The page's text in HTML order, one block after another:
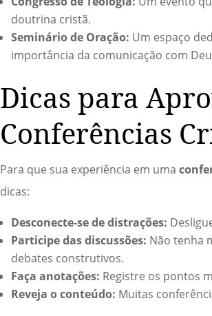
doutrina cristã.
Seminário de Oração: Um espaço
importância da comunicação com
Dicas para
Conferências
Para que sua experiência em uma
dicas:
Desconecte-se de distrações:
Participe das discussões: Não tenha
debates construtivos.
Faça anotações: Registre os pontos
Reveja o conteúdo: Muitas